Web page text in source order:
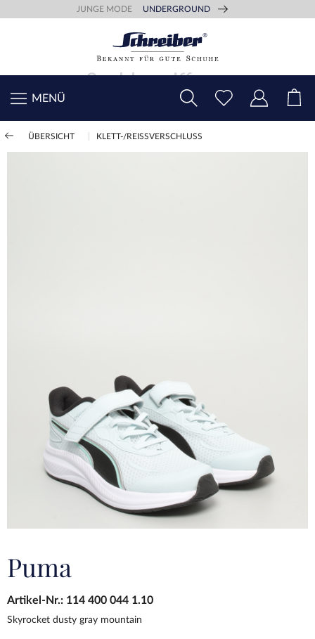
JUNGE MODE UNDERGROUND
MENÜ
ÜBERSICHT KLETT-/REISSVERSCHLUSS
Puma
Artikel-Nr.: 114 400 044 1.10
Skyrocket dusty gray mountain